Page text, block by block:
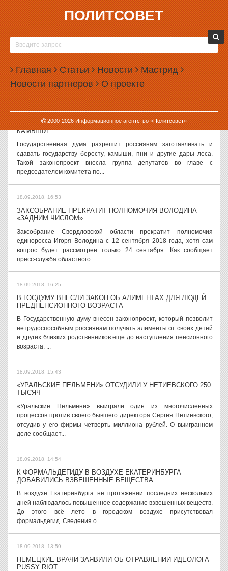
ПОЛИТСОВЕТ
Главная Статьи Новости Мастрид
Новости партнеров О проекте
2000-2026Информационное агентство «Политсовет»
18.09.2018, 17:56
МИНФИН ПОДДЕРЖАЛ ИДЕЮ ОТКАЗА ОТ ДОЛЛАРА
Министерство финансов России поддерживает инициативу по
дедолларизации российской экономики, предложенную главой ВТБ
Андреем Костиным. Как пишет «Коммерсантъ», с таким
заявлением выступил...
18.09.2018, 17:03
РОССИЯНАМ РАЗРЕШАТ ЗАГОТАВЛИВАТЬ БЕРЕСТУ И
КАМЫШИ
Государственная дума разрешит россиянам заготавливать и
сдавать государству бересту, камыши, пни и другие дары леса.
Такой законопроект внесла группа депутатов во главе с
председателем комитета по...
18.09.2018, 16:53
ЗАКСОБРАНИЕ ПРЕКРАТИТ ПОЛНОМОЧИЯ ВОЛОДИНА
«ЗАДНИМ ЧИСЛОМ»
Заксобрание Свердловской области прекратит полномочия
единоросса Игоря Володина с 12 сентября 2018 года, хотя сам
вопрос будет рассмотрен только 24 сентября. Как сообщает
пресс-служба областного...
18.09.2018, 16:25
В ГОСДУМУ ВНЕСЛИ ЗАКОН ОБ АЛИМЕНТАХ ДЛЯ ЛЮДЕЙ
ПРЕДПЕНСИОННОГО ВОЗРАСТА
В Государственную думу внесен законопроект, который позволит
нетрудоспособным россиянам получать алименты от своих детей
и других близких родственников еще до наступления пенсионного
возраста. ...
18.09.2018, 15:43
«УРАЛЬСКИЕ ПЕЛЬМЕНИ» ОТСУДИЛИ У НЕТИЕВСКОГО 250
ТЫСЯЧ
«Уральские Пельмени» выиграли один из многочисленных
процессов против своего бывшего директора Сергея Нетиевского,
отсудив у его фирмы четверть миллиона рублей. О выигранном
деле сообщает...
18.09.2018, 14:54
К ФОРМАЛЬДЕГИДУ В ВОЗДУХЕ ЕКАТЕРИНБУРГА
ДОБАВИЛИСЬ ВЗВЕШЕННЫЕ ВЕЩЕСТВА
В воздухе Екатеринбурга не протяжении последних нескольких
дней наблюдалось повышенное содержание взвешенных веществ.
До этого всё лето в городском воздухе присутствовал
формальдегид. Сведения о...
18.09.2018, 13:59
НЕМЕЦКИЕ ВРАЧИ ЗАЯВИЛИ ОБ ОТРАВЛЕНИИ ИДЕОЛОГА
PUSSY RIOT